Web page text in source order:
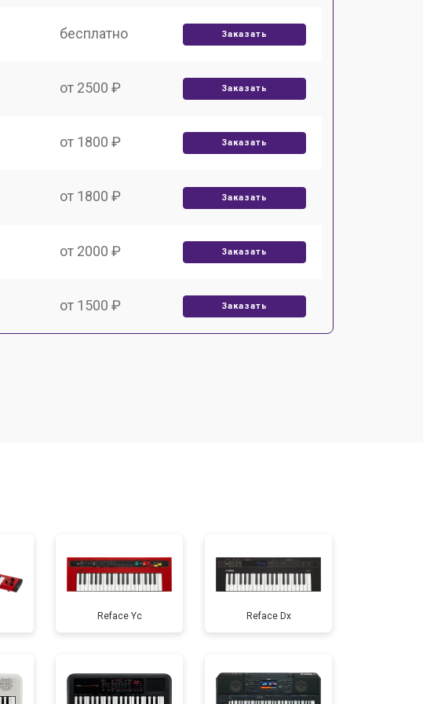
бесплатно Заказать
от 2500 ₽ Заказать
от 1800 ₽ Заказать
от 1800 ₽ Заказать
от 2000 ₽ Заказать
от 1500 ₽ Заказать
от 800 ₽ Заказать
от 1500 ₽ Заказать
от 1000 ₽ Заказать
Reface Yc Reface Dx